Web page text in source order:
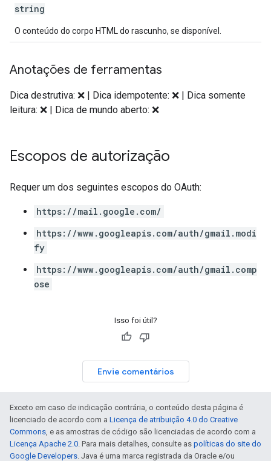
string
O conteúdo do corpo HTML do rascunho, se disponível.
Anotações de ferramentas
Dica destrutiva: ❌ | Dica idempotente: ❌ | Dica somente
leitura: ❌ | Dica de mundo aberto: ❌
Escopos de autorização
Requer um dos seguintes escopos do OAuth:
https://mail.google.com/
https://www.googleapis.com/auth/gmail.modi
fy
https://www.googleapis.com/auth/gmail.comp
ose
Isso foi útil?
Envie comentários
Exceto em caso de indicação contrária, o conteúdo desta página é
licenciado de acordo com a Licença de atribuição 4.0 do Creative
Commons, e as amostras de código são licenciadas de acordo com a
Licença Apache 2.0. Para mais detalhes, consulte as políticas do site do
Google Developers. Java é uma marca registrada da Oracle e/ou